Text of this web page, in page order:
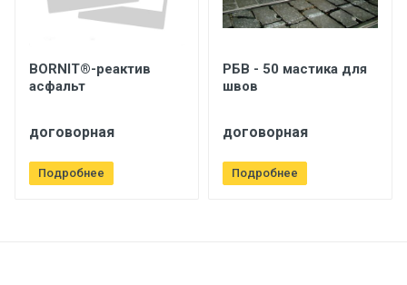
BORNIT®-реактив
асфальт
договорная
Подробнее
РБВ - 50 мастика для
швов
договорная
Подробнее